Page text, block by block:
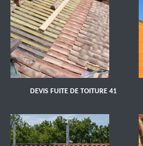
DEVIS FUITE DE TOITURE 41